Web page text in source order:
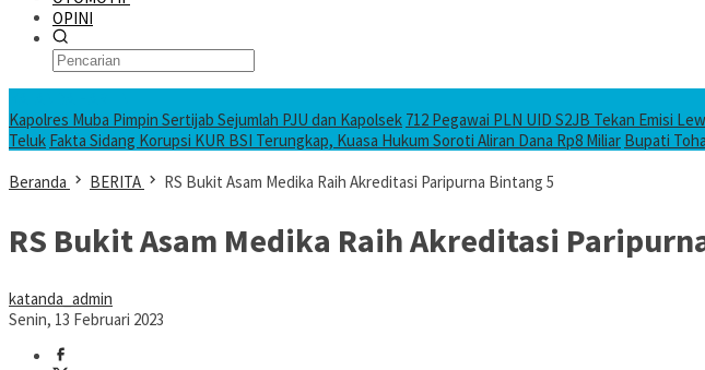
OPINI
Kapolres Muba Pimpin Sertijab Sejumlah PJU dan Kapolsek 712 Pegawai PLN UID S2JB Tekan Emisi
Teluk Fakta Sidang Korupsi KUR BSI Terungkap, Kuasa Hukum Soroti Aliran Dana Rp8 Miliar Bupati
Beranda
BERITA RS Bukit Asam Medika Raih Akreditasi Paripurna Bintang 5
RS Bukit Asam Medika Raih Akreditasi
katanda_admin
Senin, 13 Februari 2023